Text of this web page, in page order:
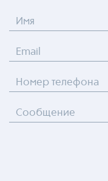
Имя
Email
Номер телефона
Сообщение